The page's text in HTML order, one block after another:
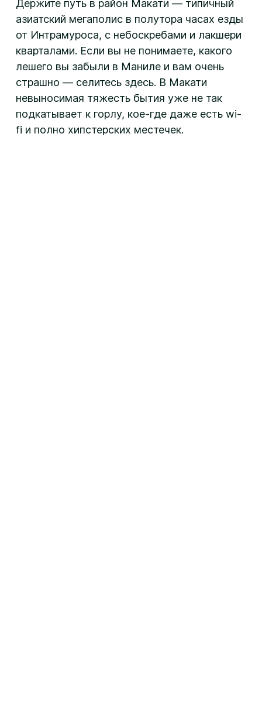
Держите путь в район Макати — типичный
азиатский мегаполис в полутора часах езды
от Интрамуроса, с небоскребами и лакшери
кварталами. Если вы не понимаете, какого
лешего вы забыли в Маниле и вам очень
страшно — селитесь здесь. В Макати
невыносимая тяжесть бытия уже не так
подкатывает к горлу, кое-где даже есть wi-
fi и полно хипстерских местечек.